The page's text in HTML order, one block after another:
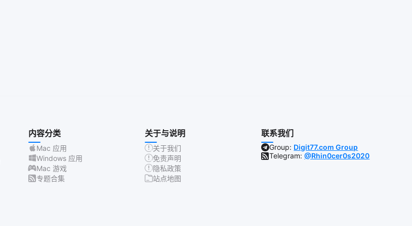
内容分类
Mac 应用
Windows 应用
Mac 游戏
专题合集
关于与说明
关于我们
免责声明
隐私政策
站点地图
联系我们
Group: Digit77.com Group
Telegram:@Rhin0cer0s2020